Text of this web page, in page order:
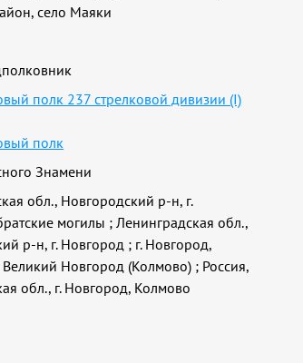
село Маяки
полк 237 стрелковой дивизии (I)
полк
Знамени
обл., Новгородский р-н, г.
могилы ;Ленинградская обл.,
р-н, г. Новгород ; г. Новгород,
Великий Новгород (Колмово) ; Россия,
обл., г. Новгород, Колмово